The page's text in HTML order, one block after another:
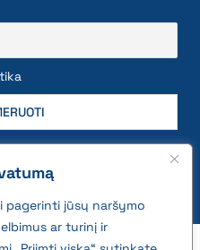
pagerinti jūsų naršymo
ar turinį ir
Žemės ūkio duomenų